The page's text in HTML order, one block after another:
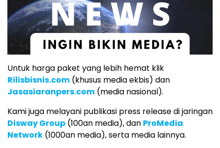
Untuk harga paket yang lebih hemat klik
Rilisbisnis.com (khusus media ekbis) dan
Jasasiaranpers.com (media nasional).
Kami juga melayani publikasi press release di jaringan
Disway Group (100an media), dan ProMedia
Network (1000an media), serta media lainnya.